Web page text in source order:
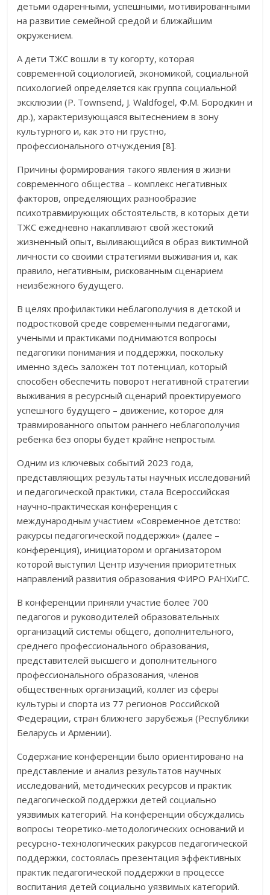
детьми одаренными, успешными, мотивированными
на развитие семейной средой и ближайшим
окружением.
А дети ТЖС вошли в ту когорту, которая
современной социологией, экономикой, социальной
психологией определяется как группа социальной
эксклюзии (P. Townsend, J. Waldfogel, Ф.М. Бородкин и
др.), характеризующаяся вытеснением в зону
культурного и, как это ни грустно,
профессионального отчуждения [8].
Причины формирования такого явления в жизни
современного общества – комплекс негативных
факторов, определяющих разнообразие
психотравмирующих обстоятельств, в которых дети
ТЖС ежедневно накапливают свой жестокий
жизненный опыт, выливающийся в образ виктимной
личности со своими стратегиями выживания и, как
правило, негативным, рискованным сценарием
неизбежного будущего.
В целях профилактики неблагополучия в детской и
подростковой среде современными педагогами,
учеными и практиками поднимаются вопросы
педагогики понимания и поддержки, поскольку
именно здесь заложен тот потенциал, который
способен обеспечить поворот негативной стратегии
выживания в ресурсный сценарий проектируемого
успешного будущего – движение, которое для
травмированного опытом раннего неблагополучия
ребенка без опоры будет крайне непростым.
Одним из ключевых событий 2023 года,
представляющих результаты научных исследований
и педагогической практики, стала Всероссийская
научно-практическая конференция с
международным участием «Современное детство:
ракурсы педагогической поддержки» (далее –
конференция), инициатором и организатором
которой выступил Центр изучения приоритетных
направлений развития образования ФИРО РАНХиГС.
В конференции приняли участие более 700
педагогов и руководителей образовательных
организаций системы общего, дополнительного,
среднего профессионального образования,
представителей высшего и дополнительного
профессионального образования, членов
общественных организаций, коллег из сферы
культуры и спорта из 77 регионов Российской
Федерации, стран ближнего зарубежья (Республики
Беларусь и Армении).
Содержание конференции было ориентировано на
представление и анализ результатов научных
исследований, методических ресурсов и практик
педагогической поддержки детей социально
уязвимых категорий. На конференции обсуждались
вопросы теоретико-методологических оснований и
ресурсно-технологических ракурсов педагогической
поддержки, состоялась презентация эффективных
практик педагогической поддержки в процессе
воспитания детей социально уязвимых категорий.